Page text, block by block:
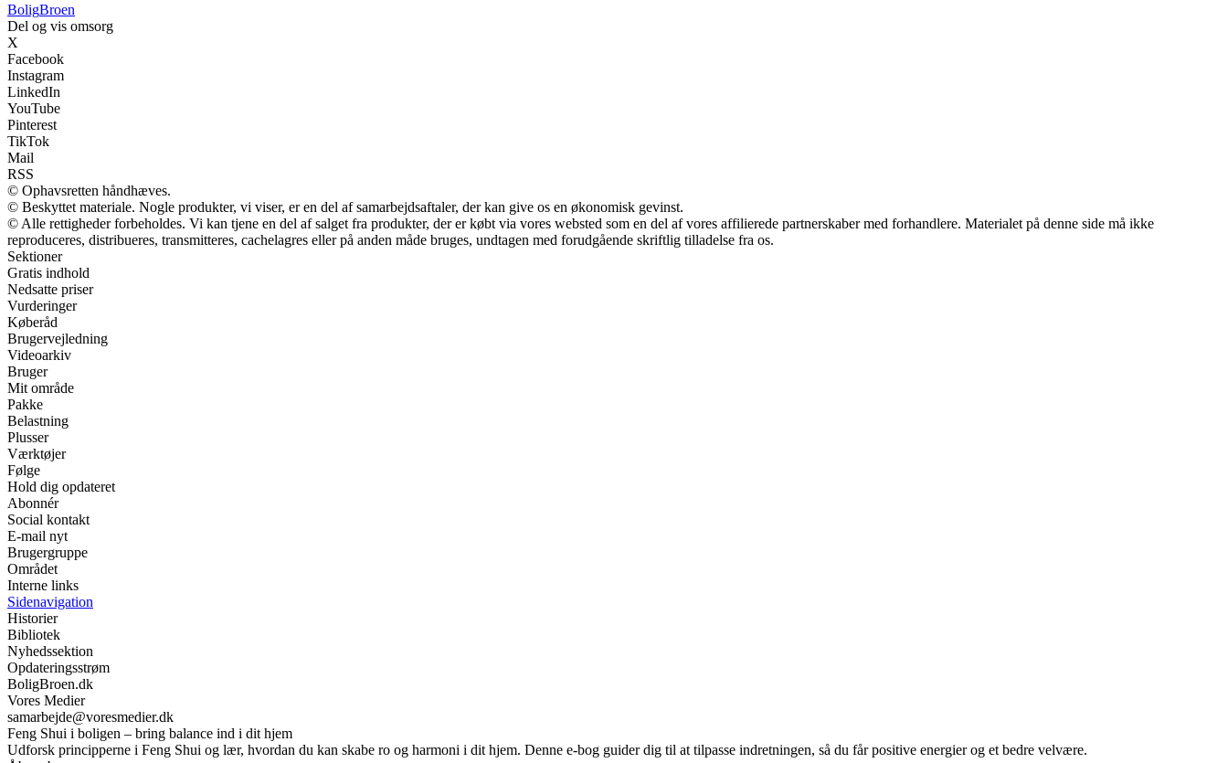
BoligBroen
Del og vis omsorg
X
Facebook
Instagram
LinkedIn
YouTube
Pinterest
TikTok
Mail
RSS
© Ophavsretten håndhæves.
© Beskyttet materiale. Nogle produkter, vi viser, er en del af samarbejdsaftaler, der kan give os en økonomisk gevinst.
© Alle rettigheder forbeholdes. Vi kan tjene en del af salget fra produkter, der er købt via vores websted som en del af vores affilierede partnerskaber med forhandlere. Materialet på denne side må ikke
reproduceres, distribueres, transmitteres, cachelagres eller på anden måde bruges, undtagen med forudgående skriftlig tilladelse fra os.
Sektioner
Gratis indhold
Nedsatte priser
Vurderinger
Køberåd
Brugervejledning
Videoarkiv
Bruger
Mit område
Pakke
Belastning
Plusser
Værktøjer
Følge
Hold dig opdateret
Abonnér
Social kontakt
E-mail nyt
Brugergruppe
Området
Interne links
Sidenavigation
Historier
Bibliotek
Nyhedssektion
Opdateringsstrøm
BoligBroen.dk
Vores Medier
samarbejde@voresmedier.dk
Feng Shui i boligen – bring balance ind i dit hjem
Udforsk principperne i Feng Shui og lær, hvordan du kan skabe ro og harmoni i dit hjem. Denne e-bog guider dig til at tilpasse indretningen, så du får positive energier og et bedre velvære.